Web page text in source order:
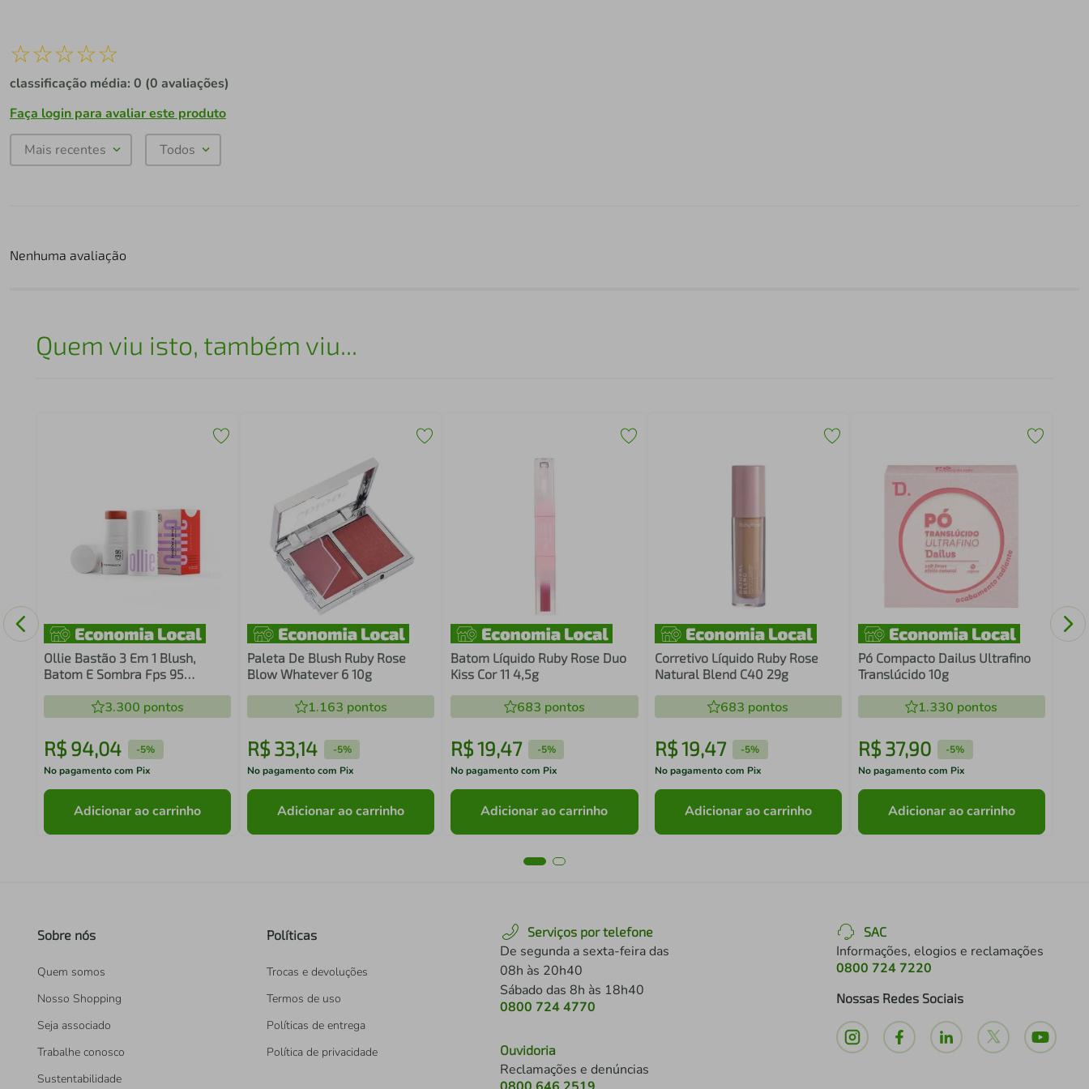
☆☆☆☆☆
classificação média: 0 (0 avaliações)
Faça login para avaliar este produto
Mais recentes Todos
Nenhuma avaliação
Quem viu isto, também viu...
Ollie Bastão 3 Em 1 Blush,
Batom E Sombra Fps 95
3.300 pontos
R$ 94,04 -5%
No pagamento com Pix
Adicionar ao carrinho
Paleta De Blush Ruby Rose
Blow Whatever 6 10g
1.163 pontos
R$ 33,14 -5%
No pagamento com Pix
Adicionar ao carrinho
Batom Líquido Ruby Rose Duo
Kiss Cor 11 4,5g
683 pontos
R$19,47 -5%
No pagamento com Pix
Adicionar ao carrinho
Corretivo Líquido Ruby Rose
Natural Blend C40 29g
683 pontos
R$19,47 -5%
No pagamento com Pix
Adicionar ao carrinho
Pó Compacto Dailus Ultrafino
Translúcido 10g
1.330 pontos
R$ 37,90 -5%
No pagamento com Pix
Adicionar ao carrinho
Sobre nós
Quem somos
Nosso Shopping
Seja associado
Trabalhe conosco
Sustentabilidade
Políticas
Trocas e devoluções
Termos de uso
Políticas de entrega
Política de privacidade
Serviços por telefone
De segunda a sexta-feira das
08h às 20h40
Sábado das 8h às 18h40
0800 724 4770
Ouvidoria
Reclamações e denúncias
SAC
Informações, elogios e reclamações
0800 724 7220
Nossas Redes Sociais